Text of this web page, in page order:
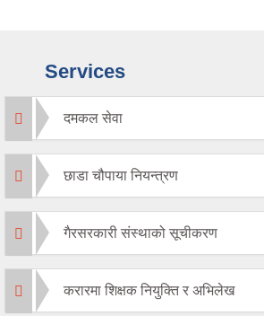
Services
दमकल सेवा
छाडा चौपाया नियन्त्रण
गैरसरकारी संस्थाको सूचीकरण
करारमा शिक्षक नियुक्ति र अभिलेख